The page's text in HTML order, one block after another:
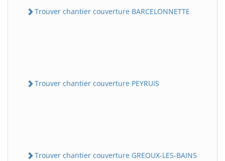
Trouver chantier couverture BARCELONNETTE
Trouver chantier couverture PEYRUIS
Trouver chantier couverture GREOUX-LES-BAINS